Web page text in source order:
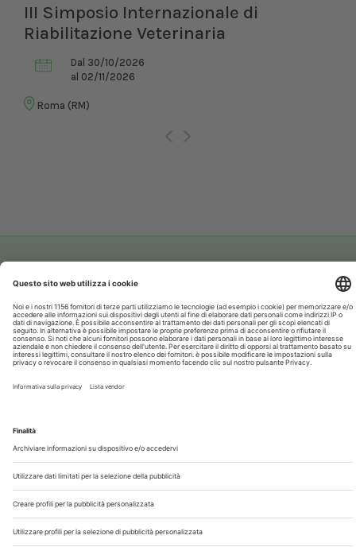
III Simposio Internazionale di
Riabilitazione Veterinaria
Dal 30/10/2026
al 02/11/2026
Roma (RM)